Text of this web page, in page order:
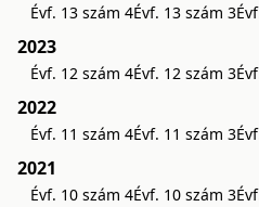
Évf. 13 szám 4Évf. 13 szám 3
2023
Évf. 12 szám 4Évf. 12 szám 3
2022
Évf. 11 szám 4Évf. 11 szám 3
2021
Évf. 10 szám 4Évf. 10 szám 3